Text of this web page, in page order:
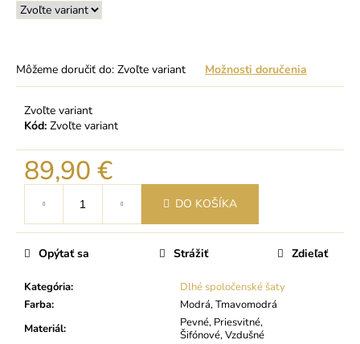
Môžeme doručiť do: Zvoľte variant Možnosti doručenia
Zvoľte variant
Kód: Zvoľte variant
89,90 €
cena:
DO KOŠÍKA
Kategória:
Dlhé spoločenské šaty
Farba:
Modrá, Tmavomodrá
Materiál:
Pevné, Priesvitné,
Šifónové, Vzdušné
Opýtať sa Strážiť Zdieľať